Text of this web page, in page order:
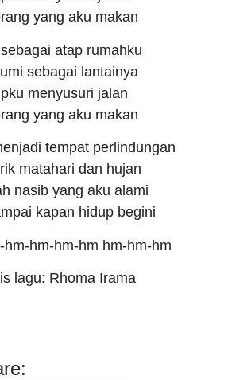
yang aku makan
atap rumahku
sebagai lantainya
menyusuri jalan
yang aku makan
tempat perlindungan
matahari dan hujan
nasib yang aku alami
kapan hidup begini
hm-hm-hm-hm hm-hm-hm
lagu: Rhoma Irama